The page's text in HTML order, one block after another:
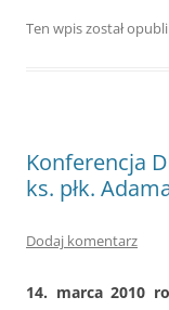
Ten wpis został
Konferencja
ks. płk.
Dodaj komentarz
14. marca 2010